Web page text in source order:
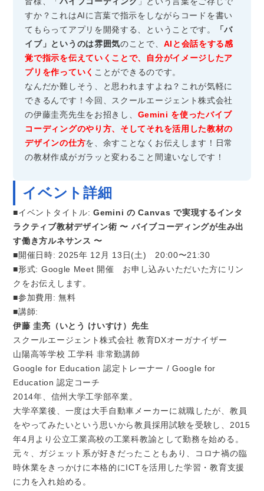
すか？これはAIに言葉で指示をしながらコー ドを書い
てもらってアプリを開発する、ということです。
「バ
イブ」というのは雰囲気のことで、 AIと会話をする感
覚で指示を伝えていくことで、自分がイメージしたア
プリを作っていく ことができるのです。
なんだか難しそう、と思われますよね？これが気軽に
できるんです！今回、スクールエージェント株式会社
の伊藤圭亮先生をお招きし、 Gemini を使ったバイブ
コーディングのやり方、そしてそれを活用した教材の
デザインの仕方を、余すことなくお伝えします！日常
の教材作成がガラッと変わること間違いなしです！
イベント詳細
■イベントタイトル:Gemini の Canvas で実現するインタ
ラクティブ教材デザイン術 〜 バイブコーディングが生み出
す働き方ルネサンス 〜
■開催日時: 2025年 12月 13日(土) 20:00〜21:30
■形式: Google Meet 開催 ​​お申し込みいただいた方にリン
クをお伝えします。
■参加費用: 無料
■講師:
伊藤 圭亮（いとう けいすけ）先生
スクールエージェント株式会社 教育DXオーガナイザー
山陽高等学校 工学科 非常勤講師
Google for Education 認定トレーナー / Google for
Education 認定コーチ
2014年、信州大学工学部卒業。
大学卒業後、一度は大手自動車メーカーに就職したが、教員
をやってみたいという思いから教員採用試験を受験し、2015
年4月より公立工業高校の工業科教諭として勤務を始める。
元々、ガジェット系が好きだったこともあり、コロナ禍の臨
時休業をきっかけに本格的にICTを活用した学習・教育支援
に力を入れ始める。